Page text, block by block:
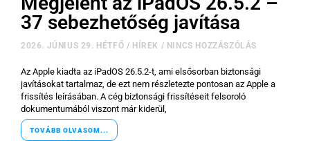
37 sebezhetőség javítása
2026. JÚNIUS 29. HÉTFŐ / HÍREK / NINCS HOZZÁSZÓLÁS
Az Apple kiadta az iPadOS 26.5.2-t, ami elsősorban biztonsági
javításokat tartalmaz, de ezt nem részletezte pontosan az Apple a
frissítés leírásában. A cég biztonsági frissítéseit felsoroló
dokumentumából viszont már kiderül,
TOVÁBB OLVASOM...